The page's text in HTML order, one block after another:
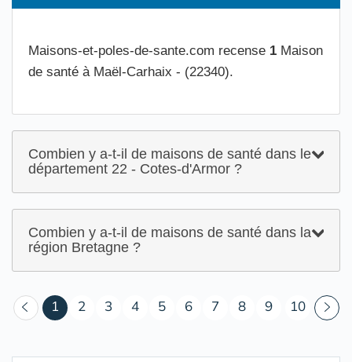
Maisons-et-poles-de-sante.com recense 1 Maison
de santé à Maël-Carhaix - (22340).
Combien y a-t-il de maisons de santé dans le
département 22 - Cotes-d'Armor ?
Combien y a-t-il de maisons de santé dans la
région Bretagne ?
1 (courant)
2 3 4 5 6 7 8 9 10